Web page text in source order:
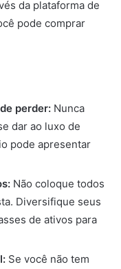
da plataforma de
pode comprar
perder: Nunca
dar ao luxo de
pode apresentar
Não coloque todos
Diversifique seus
de ativos para
Se você não tem